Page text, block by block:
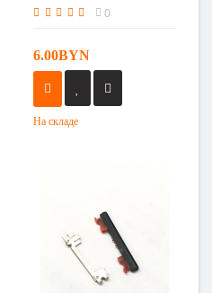
LX1) черный
0
6.00BYN
На складе